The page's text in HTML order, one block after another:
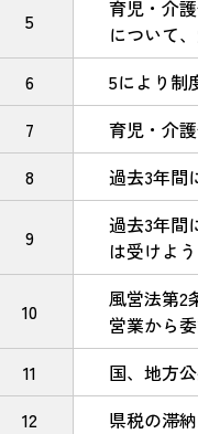
5
育児・介
について
6
5により制
7
育児・介
8
過去3年間
9
過去3年間
は受けよ
10
風営法第2
営業から
11
国、地方
12
県税の滞